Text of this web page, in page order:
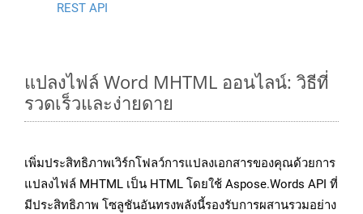
REST API
แปลงไฟล์ Word MHTML ออนไลน์: วิธีที่
รวดเร็วและง่ายดาย
เพิ่มประสิทธิภาพเวิร์กโฟลว์การแปลงเอกสารของคุณด้วยการ
แปลงไฟล์ MHTML เป็น HTML โดยใช้ Aspose.Words API ที่
มีประสิทธิภาพ โซลูชันอันทรงพลังนี้รองรับการผสานรวมอย่าง